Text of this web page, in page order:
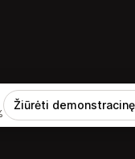
Žiūrėti